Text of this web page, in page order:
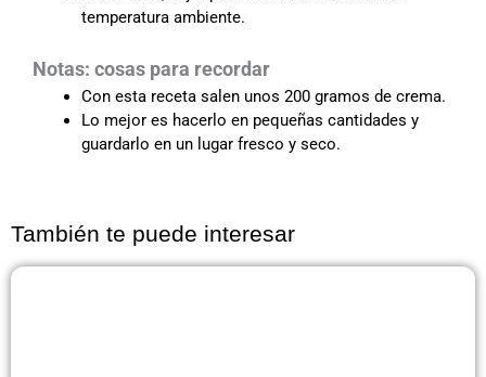
temperatura ambiente.
Notas: cosas para recordar
Con esta receta salen unos 200 gramos de crema.
Lo mejor es hacerlo en pequeñas cantidades y
guardarlo en un lugar fresco y seco.
También te puede interesar